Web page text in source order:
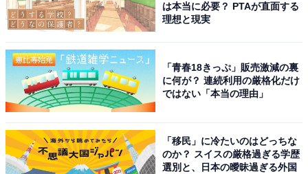
は本当に必要？ PTAが直面する
理想と現実
「青春18きっぷ」販売激減の裏
に何が？ 連続利用の厳格化だけ
ではない「本当の理由」
「移民」に冷たいのはどっちな
のか？ スイスの厳格過ぎる学歴
選別と、日本の曖昧過ぎる外国